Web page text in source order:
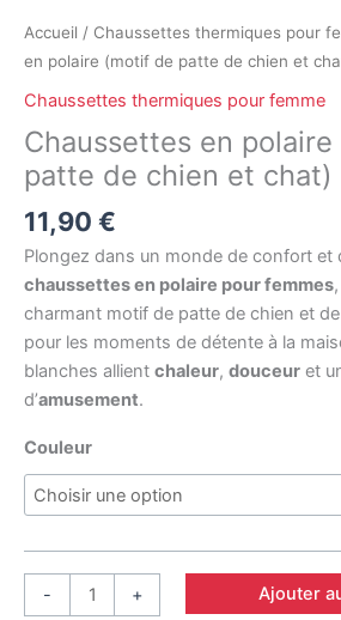
Accueil / Chaussettes thermiques pour
en polaire (motif de patte de chien et
Chaussettes thermiques pour femme
Chaussettes en
patte de chien et chat)
11,90 €
Plongez dans un monde de confort et
chaussettes en polaire pour femmes
charmant motif de patte de chien et
pour les moments de détente à la
blanches allient chaleur, douceur et
d’amusement.
Couleur
-
et
chat)
+ Ajouter